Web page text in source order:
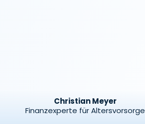
Christian Meyer
Finanzexperte für Altersvorsorge